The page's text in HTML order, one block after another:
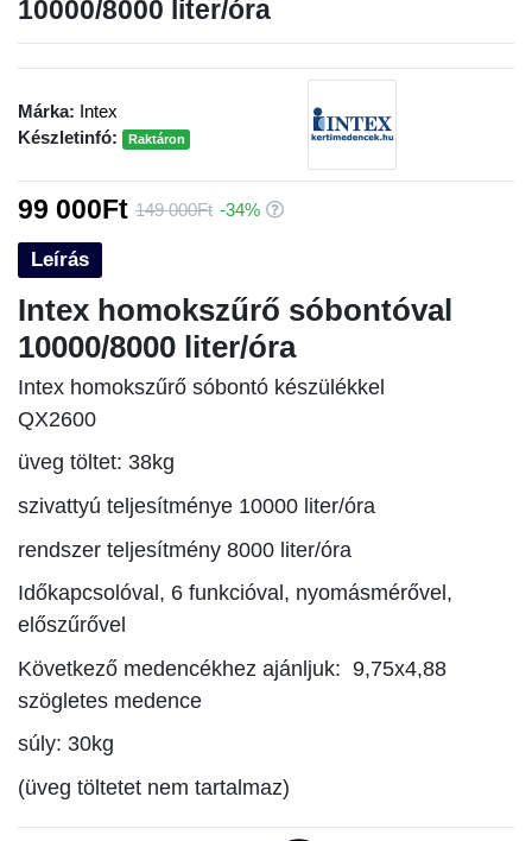
10000/8000 liter/óra
Leírás
Intex homokszűrő sóbontóval
10000/8000 liter/óra
Intex homokszűrő sóbontó készülékkel
QX2600
üveg töltet: 38kg
szivattyú teljesítménye 10000 liter/óra
rendszer teljesítmény 8000 liter/óra
Időkapcsolóval, 6 funkcióval, nyomásmérővel,
előszűrővel
Következő medencékhez ajánljuk: 9,75x4,88
szögletes medence
súly: 30kg
(üveg töltetet nem tartalmaz)
Márka: Intex
Készletinfó:
Raktáron
99 000Ft 149 000Ft -34%